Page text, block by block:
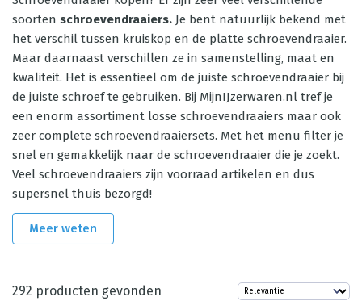
soorten schroevendraaiers. Je bent natuurlijk bekend met
het verschil tussen kruiskop en de platte schroevendraaier.
Maar daarnaast verschillen ze in samenstelling, maat en
kwaliteit. Het is essentieel om de juiste schroevendraaier bij
de juiste schroef te gebruiken. Bij MijnIJzerwaren.nl tref je
een enorm assortiment losse schroevendraaiers maar ook
zeer complete schroevendraaiersets. Met het menu filter je
snel en gemakkelijk naar de schroevendraaier die je zoekt.
Veel schroevendraaiers zijn voorraad artikelen en dus
supersnel thuis bezorgd!
Meer weten
292 producten gevonden